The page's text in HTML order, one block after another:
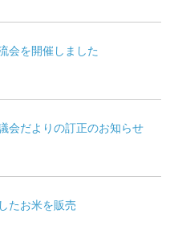
会を開催しました
会だよりの訂正のお知らせ
たお米を販売